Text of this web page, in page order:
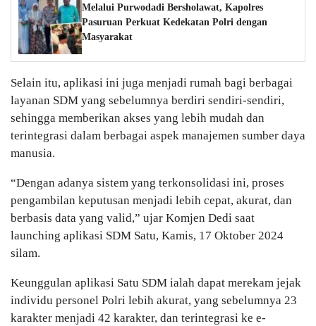
Melalui Purwodadi Bersholawat, Kapolres
Pasuruan Perkuat Kedekatan Polri dengan
Masyarakat
Selain itu, aplikasi ini juga menjadi rumah bagi berbagai
layanan SDM yang sebelumnya berdiri sendiri-sendiri,
sehingga memberikan akses yang lebih mudah dan
terintegrasi dalam berbagai aspek manajemen sumber daya
manusia.
“Dengan adanya sistem yang terkonsolidasi ini, proses
pengambilan keputusan menjadi lebih cepat, akurat, dan
berbasis data yang valid,” ujar Komjen Dedi saat
launching aplikasi SDM Satu, Kamis, 17 Oktober 2024
silam.
Keunggulan aplikasi Satu SDM ialah dapat merekam jejak
individu personel Polri lebih akurat, yang sebelumnya 23
karakter menjadi 42 karakter, dan terintegrasi ke e-